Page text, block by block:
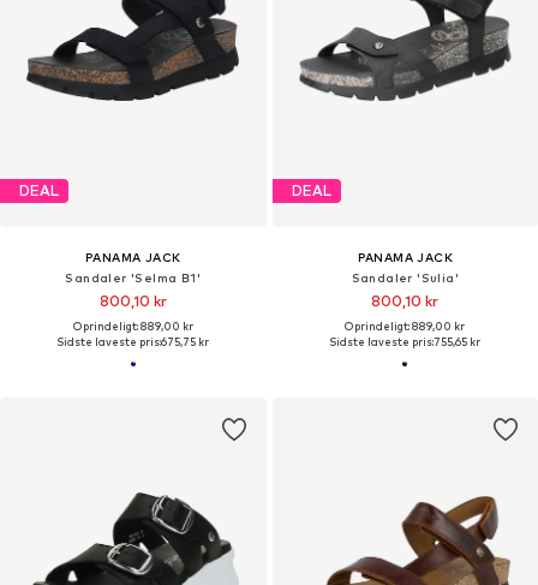
DEAL
PANAMA JACK
Sandaler 'Selma B1'
800,10 kr
Oprindeligt: 889,00 kr
Sidste laveste pris:675,75 kr
DEAL
PANAMA JACK
Sandaler 'Sulia'
800,10 kr
Oprindeligt: 889,00 kr
Sidste laveste pris:755,65 kr